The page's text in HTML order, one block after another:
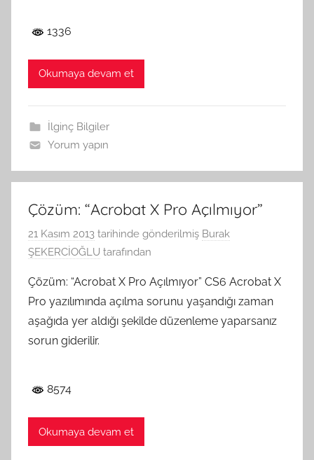
1336
Okumaya devam et
İlginç Bilgiler
Yorum yapın
Çözüm: “Acrobat X Pro Açılmıyor”
21 Kasım 2013 tarihinde gönderilmiş Burak
ŞEKERCİOĞLU tarafından
Çözüm: “Acrobat X Pro Açılmıyor” CS6 Acrobat X
Pro yazılımında açılma sorunu yaşandığı zaman
aşağıda yer aldığı şekilde düzenleme yaparsanız
sorun giderilir.
8574
Okumaya devam et